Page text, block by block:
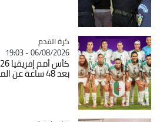
Catégorie
كرة القدم
06/08/2026 - 19:03
بعد 48 ساعة عن المونديال